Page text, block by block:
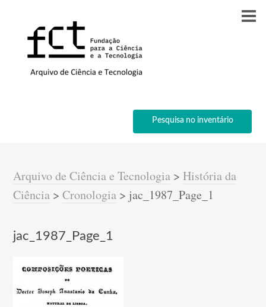
Pesquisa no inventário
Arquivo de Ciência e Tecnologia >História da
Ciência >Cronologia > jac_1987_Page_1
jac_1987_Page_1